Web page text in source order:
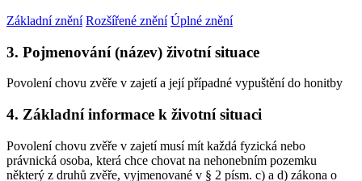
Základní znění Rozšířené znění Úplné znění
3. Pojmenování (název) životní situace
Povolení chovu zvěře v zajetí a její případné vypuštění do honitby
4. Základní informace k životní situaci
Povolení chovu zvěře v zajetí musí mít každá fyzická nebo
právnická osoba, která chce chovat na nehonebním pozemku
některý z druhů zvěře, vyjmenované v § 2 písm. c) a d) zákona o